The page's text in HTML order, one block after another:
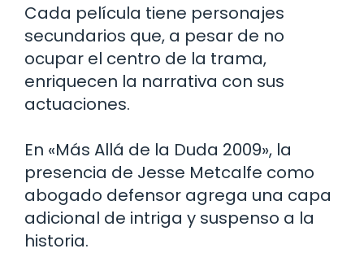
Cada película tiene personajes
secundarios que, a pesar de no
ocupar el centro de la trama,
enriquecen la narrativa con sus
actuaciones.
En «Más Allá de la Duda 2009», la
presencia de Jesse Metcalfe como
abogado defensor agrega una capa
adicional de intriga y suspenso a la
historia.